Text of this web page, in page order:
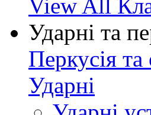
View All
Ударні та
Перкусія та
Ударні